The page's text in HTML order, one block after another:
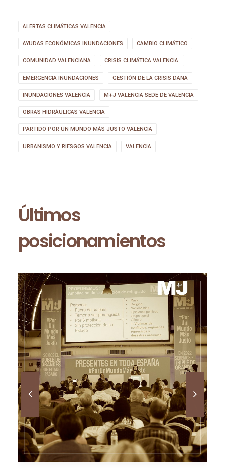
ALERTAS CLIMÁTICAS VALENCIA
AYUDAS ECONÓMICAS INUNDACIONES CAMBIO CLIMÁTICO
COMUNIDAD VALENCIANA CRISIS CLIMÁTICA VALENCIA.
EMERGENCIA INUNDACIONES GESTIÓN DE LA CRISIS DANA
INUNDACIONES VALENCIA M+J VALENCIA SEDE DE VALENCIA
OBRAS HIDRÁULICAS VALENCIA
PARTIDO POR UN MUNDO MÁS JUSTO VALENCIA
URBANISMO Y RIESGOS VALENCIA VALENCIA
Últimos
posicionamientos
Ceuta no es una excepción:
es la consecuencia de un